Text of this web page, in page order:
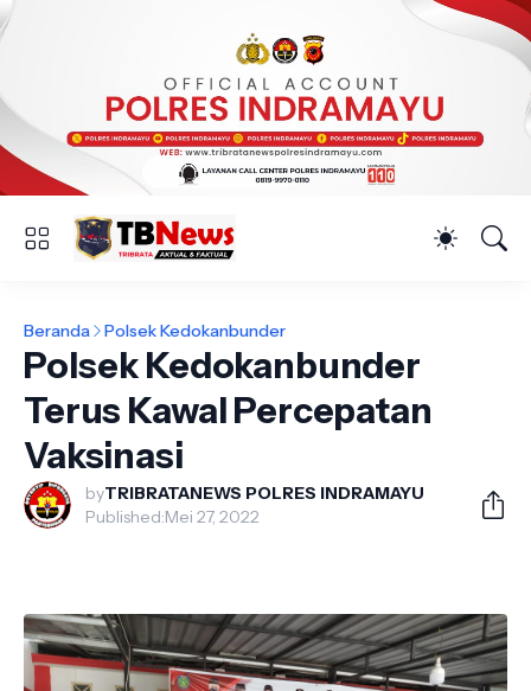
Beranda Polsek Kedokanbunder
Polsek Kedokanbunder
Terus Kawal Percepatan
Vaksinasi
byTRIBRATANEWS POLRES INDRAMAYU
Published:Mei 27, 2022